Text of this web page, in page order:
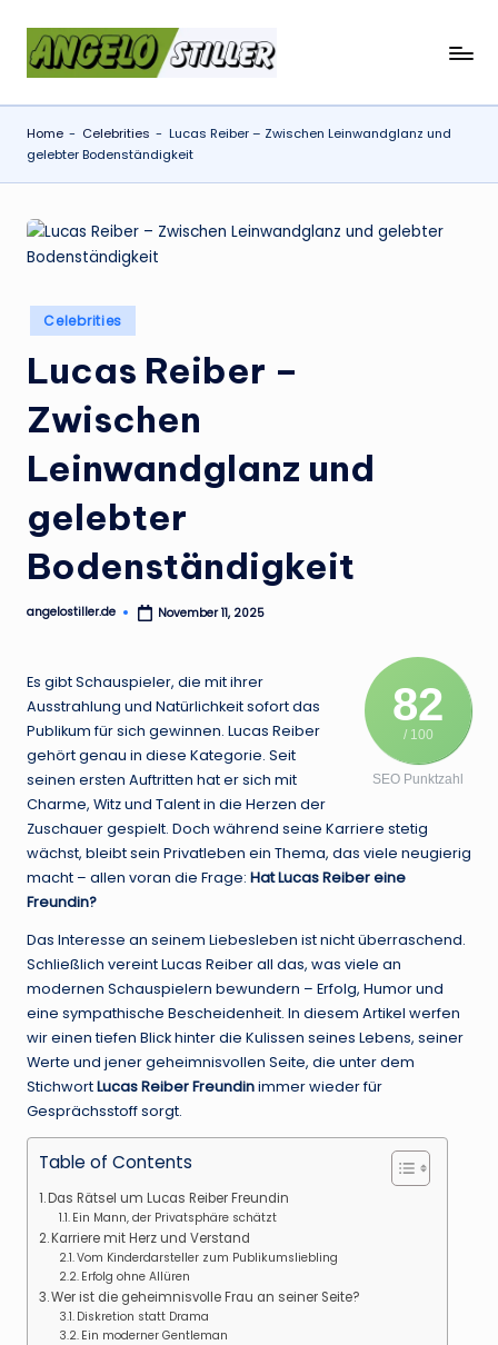
a
n
g
e
l
o
t
il
l
e
r
.
d
e
Home - Celebrities - Lucas Reiber – Zwischen Leinwandglanz und
gelebter Bodenständigkeit
Posted
in
Celebrities
Lucas Reiber –
Zwischen
Leinwandglanz und
gelebter
Bodenständigkeit
Posted
angelostiller.de November 11, 2025
82
/ 100
SEO Punktzahl
Es gibt Schauspieler, die mit ihrer
Ausstrahlung und Natürlichkeit sofort das
Publikum für sich gewinnen. Lucas Reiber
gehört genau in diese Kategorie. Seit
seinen ersten Auftritten hat er sich mit
Charme, Witz und Talent in die Herzen der
Zuschauer gespielt. Doch während seine Karriere stetig
wächst, bleibt sein Privatleben ein Thema, das viele neugierig
macht – allen voran die Frage: Hat Lucas Reiber eine
Freundin?
Das Interesse an seinem Liebesleben ist nicht überraschend.
Schließlich vereint Lucas Reiber all das, was viele an
modernen Schauspielern bewundern – Erfolg, Humor und
eine sympathische Bescheidenheit. In diesem Artikel werfen
wir einen tiefen Blick hinter die Kulissen seines Lebens, seiner
Werte und jener geheimnisvollen Seite, die unter dem
StichwortLucas Reiber Freundinimmer wieder für
Gesprächsstoff sorgt.
Table of Contents
Das Rätsel um Lucas Reiber Freundin
Ein Mann, der Privatsphäre schätzt
Karriere mit Herz und Verstand
Vom Kinderdarsteller zum Publikumsliebling
Erfolg ohne Allüren
Wer ist die geheimnisvolle Frau an seiner Seite?
Diskretion statt Drama
Ein moderner Gentleman